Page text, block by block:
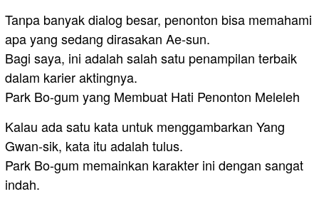
Tanpa banyak dialog besar, penonton bisa memahami
apa yang sedang dirasakan Ae-sun.
Bagi saya, ini adalah salah satu penampilan terbaik
dalam karier aktingnya.
Park Bo-gum yang Membuat Hati Penonton Meleleh
Kalau ada satu kata untuk menggambarkan Yang
Gwan-sik, kata itu adalah tulus.
Park Bo-gum memainkan karakter ini dengan sangat
indah.